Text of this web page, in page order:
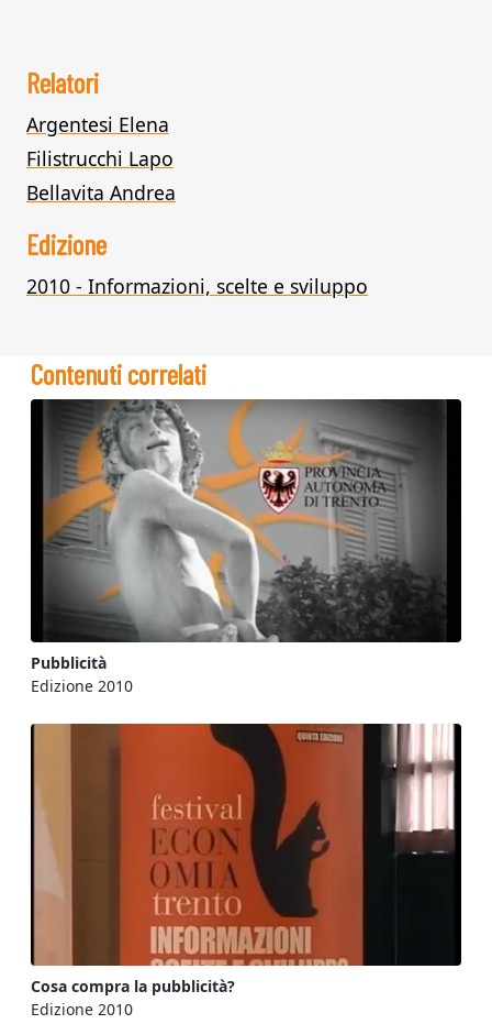
Relatori
Argentesi Elena
Filistrucchi Lapo
Bellavita Andrea
Edizione
2010 - Informazioni, scelte e sviluppo
Contenuti correlati
Pubblicità
Edizione 2010
Cosa compra la pubblicità?
Edizione 2010